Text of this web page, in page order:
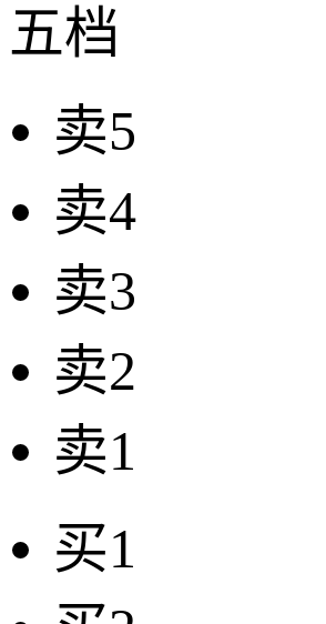
五档
卖5
卖4
卖3
卖2
卖1
买1